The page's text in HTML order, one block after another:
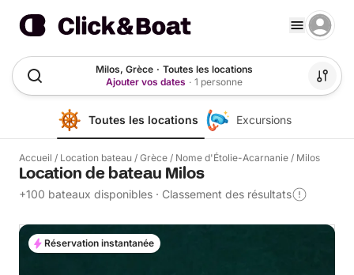
Milos, Grèce · Toutes les locations
Ajouter vos dates · 1 personne
Toutes les locations Excursions
Accueil / Location bateau / Grèce / Nome d'Étolie-Acarnanie / Milos
Location de bateau Milos
+100 bateaux disponibles · Classement des résultats
Réservation instantanée